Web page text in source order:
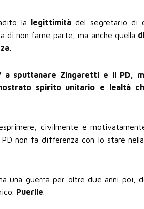
la legittimitàdel segretario di
di non farne parte, ma anche quella
a sputtanare Zingaretti e il PD,
spirito unitario e lealtà
civilmente e
non fa differenza con lo stare
una guerra per oltre due anni poi,
Puerile